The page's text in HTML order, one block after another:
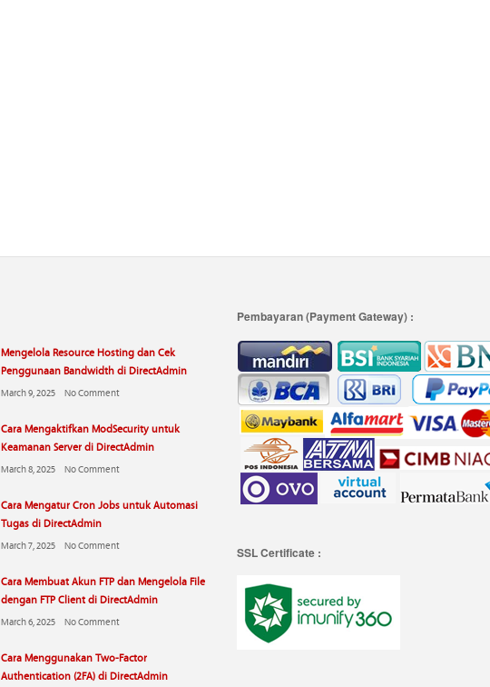
Mengelola Resource Hosting dan Cek
Penggunaan Bandwidth di DirectAdmin
March 9, 2025 No Comment
Cara Mengaktifkan ModSecurity untuk
Keamanan Server di DirectAdmin
March 8, 2025 No Comment
Cara Mengatur Cron Jobs untuk Automasi
Tugas di DirectAdmin
March 7, 2025 No Comment
Cara Membuat Akun FTP dan Mengelola File
dengan FTP Client di DirectAdmin
March 6, 2025 No Comment
Cara Menggunakan Two-Factor
Authentication (2FA) di DirectAdmin
Pembayaran (Payment Gateway) :
SSL Certificate :